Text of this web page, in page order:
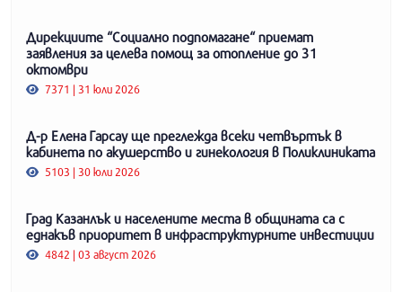
Дирекциите “Социално подпомагане“ приемат
заявления за целева помощ за отопление до 31
октомври
7371 | 31 юли 2026
Д-р Елена Гарсау ще преглежда всеки четвъртък в
кабинета по акушерство и гинекология в Поликлиниката
5103 | 30 юли 2026
Град Казанлък и населените места в общината са с
еднакъв приоритет в инфраструктурните инвестиции
4842 | 03 август 2026